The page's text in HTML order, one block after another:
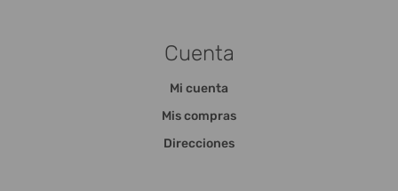
Cuenta
Mi cuenta
Mis compras
Direcciones